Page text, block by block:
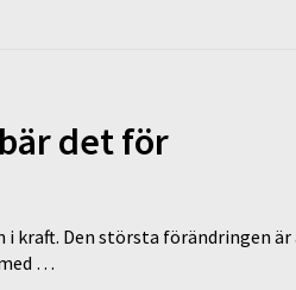
det för
i kraft. Den största förändringen
…